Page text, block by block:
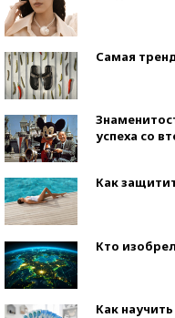
Самая
успеха со
Как
Кто
Как